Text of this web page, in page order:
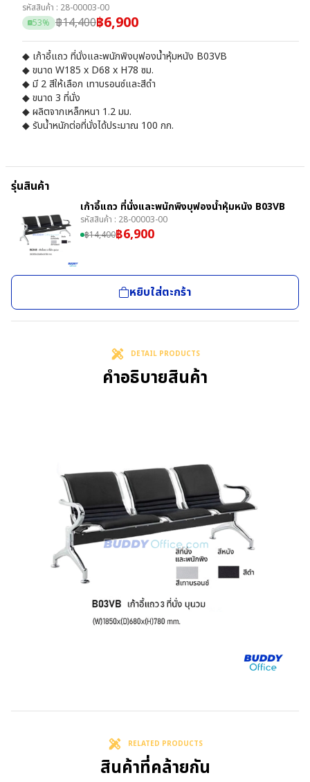
รหัสสินค้า : 28-00003-00
53% ฿14,400฿6,900
◆ เก้าอี้แถว ที่นั่งและพนักพิงบุฟองน้ำหุ้มหนัง B03VB
◆ ขนาด W185 x D68 x H78 ซม.
◆ มี 2 สีให้เลือก เทาบรอนซ์และสีดำ
◆ ขนาด 3 ที่นั่ง
◆ ผลิตจากเหล็กหนา 1.2 มม.
◆ รับน้ำหนักต่อที่นั่งได้ประมาณ 100 กก.
รุ่นสินค้า
เก้าอี้แถว ที่นั่งและพนักพิงบุฟองน้ำหุ้มหนัง B03VB
รหัสสินค้า : 28-00003-00
฿14,400฿6,900
หยิบใส่ตะกร้า
DETAIL PRODUCTS
คำอธิบายสินค้า
RELATED PRODUCTS
สินค้าที่คล้ายกัน